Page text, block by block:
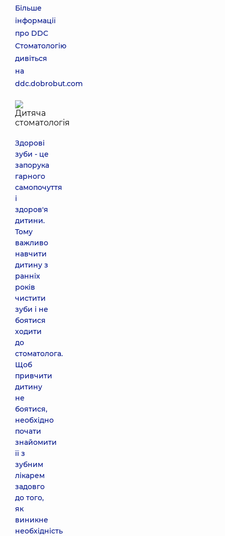
Більше
інформації
про DDC
Стоматологію
дивіться
на
ddc.dobrobut.com
Здорові
зуби - це
запорука
гарного
самопочуття
і
здоров'я
дитини.
Тому
важливо
навчити
дитину з
ранніх
років
чистити
зуби і не
боятися
ходити
до
стоматолога.
Щоб
привчити
дитину
не
боятися,
необхідно
почати
знайомити
її з
зубним
лікарем
задовго
до того,
як
виникне
необхідність